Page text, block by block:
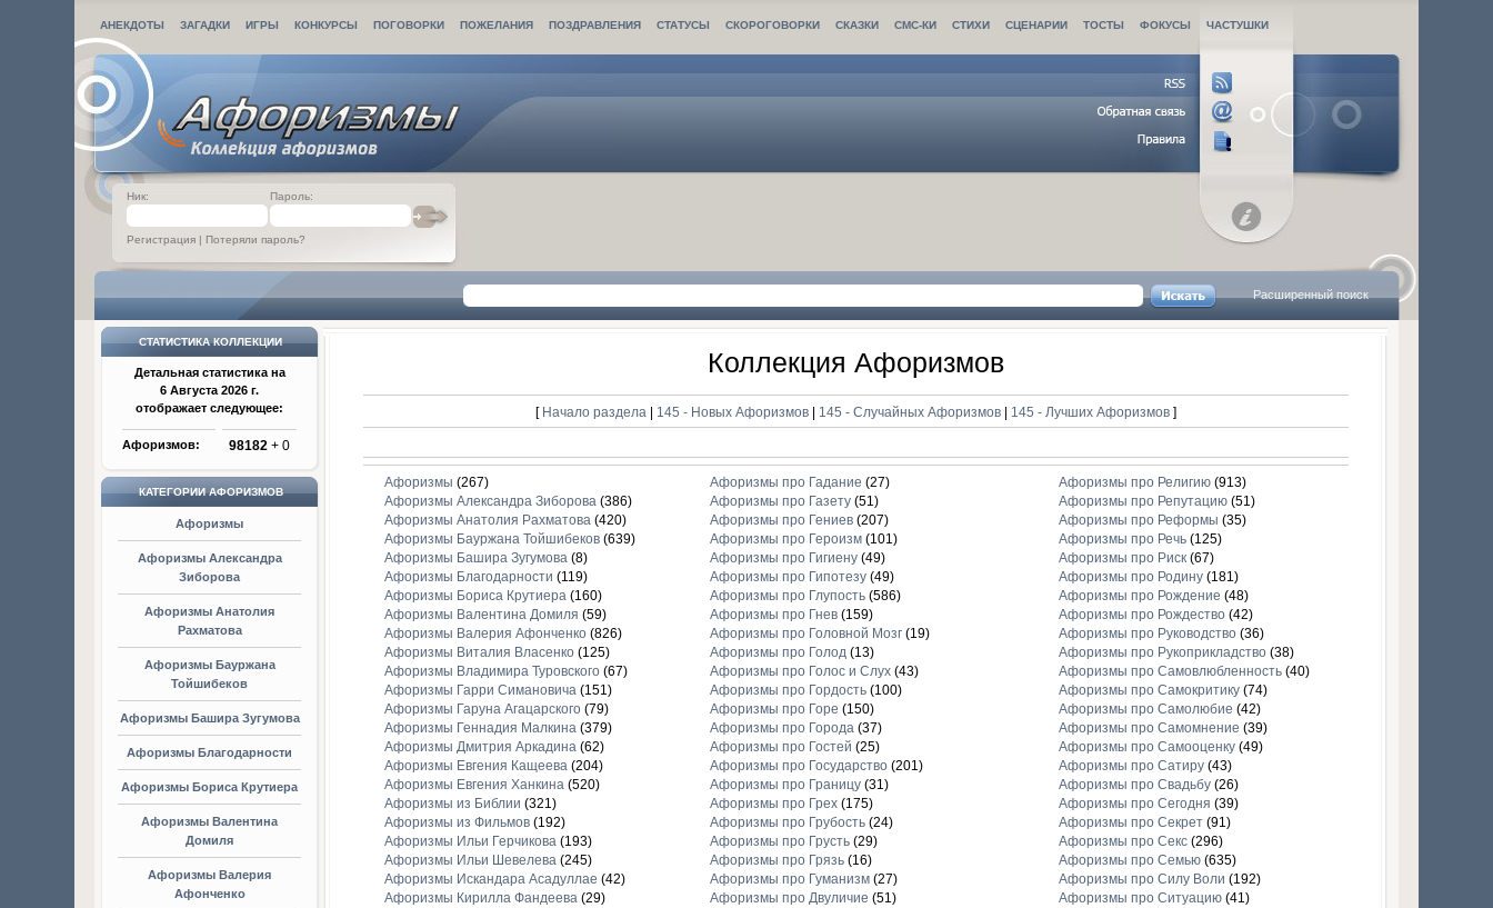
АНЕКДОТЫ ЗАГАДКИ ИГРЫ КОНКУРСЫ ПОГОВОРКИ ПОЖЕЛАНИЯ ПОЗДРАВЛЕНИЯ СТАТУСЫ СКОРОГОВОРКИ СКАЗКИ СМС-КИ СТИХИ СЦЕНАРИИ ТОСТЫ ФОКУСЫ ЧАСТУШКИ
Ник: Пароль:
Регистрация | Потеряли пароль?
Расширенный поиск
СТАТИСТИКА КОЛЛЕКЦИИ
Детальная статистика на
6 Августа 2026 г.
отображает следующее:
Афоризмов: 98182+ 0
КАТЕГОРИИ АФОРИЗМОВ
Афоризмы
Афоризмы Александра
Зиборова
Афоризмы Анатолия
Рахматова
Афоризмы Бауржана
Тойшибеков
Афоризмы Башира Зугумова
Афоризмы Благодарности
Афоризмы Бориса Крутиера
Афоризмы Валентина
Домиля
Афоризмы Валерия
Афонченко
Коллекция Афоризмов
[ Начало раздела | 145 - Новых Афоризмов | 145 - Случайных Афоризмов | 145 - Лучших Афоризмов]
Афоризмы (267)
Афоризмы Александра Зиборова(386)
Афоризмы Анатолия Рахматова(420)
Афоризмы Бауржана Тойшибеков(639)
Афоризмы Башира Зугумова(8)
Афоризмы Благодарности (119)
Афоризмы Бориса Крутиера(160)
Афоризмы Валентина Домиля (59)
Афоризмы Валерия Афонченко(826)
Афоризмы Виталия Власенко(125)
Афоризмы Владимира Туровского(67)
Афоризмы Гарри Симановича(151)
Афоризмы Гаруна Агацарского(79)
Афоризмы Геннадия Малкина(379)
Афоризмы Дмитрия Аркадина(62)
Афоризмы Евгения Кащеева(204)
Афоризмы Евгения Ханкина(520)
Афоризмы из Библии (321)
Афоризмы из Фильмов(192)
Афоризмы Ильи Герчикова(193)
Афоризмы Ильи Шевелева(245)
Афоризмы Искандара Асадуллае (42)
Афоризмы Кирилла Фандеева(29)
Афоризмы про Гадание (27)
Афоризмы про Газету(51)
Афоризмы про Гениев(207)
Афоризмы про Героизм(101)
Афоризмы про Гигиену(49)
Афоризмы про Гипотезу(49)
Афоризмы про Глупость(586)
Афоризмы про Гнев(159)
Афоризмы про Головной Мозг(19)
Афоризмы про Голод(13)
Афоризмы про Голос и Слух(43)
Афоризмы про Гордость(100)
Афоризмы про Горе (150)
Афоризмы про Города(37)
Афоризмы про Гостей (25)
Афоризмы про Государство(201)
Афоризмы про Границу(31)
Афоризмы про Грех(175)
Афоризмы про Грубость(24)
Афоризмы про Грусть(29)
Афоризмы про Грязь(16)
Афоризмы про Гуманизм(27)
Афоризмы про Двуличие (51)
Афоризмы про Религию(913)
Афоризмы про Репутацию(51)
Афоризмы про Реформы (35)
Афоризмы про Речь(125)
Афоризмы про Риск(67)
Афоризмы про Родину(181)
Афоризмы про Рождение (48)
Афоризмы про Рождество(42)
Афоризмы про Руководство(36)
Афоризмы про Рукоприкладство(38)
Афоризмы про Самовлюбленность(40)
Афоризмы про Самокритику(74)
Афоризмы про Самолюбие (42)
Афоризмы про Самомнение (39)
Афоризмы про Самооценку(49)
Афоризмы про Сатиру(43)
Афоризмы про Свадьбу(26)
Афоризмы про Сегодня (39)
Афоризмы про Секрет(91)
Афоризмы про Секс(296)
Афоризмы про Семью(635)
Афоризмы про Силу Воли (192)
Афоризмы про Ситуацию(41)